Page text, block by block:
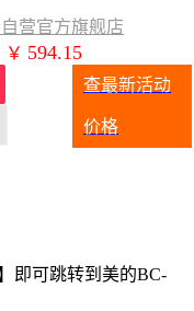
营官方旗舰店
￥ 594.15
查最新活动
价格
即可跳转到美的BC-